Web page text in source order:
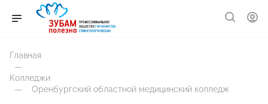
Главная
—
Колледжи
—
Оренбургский областной медицинский колледж